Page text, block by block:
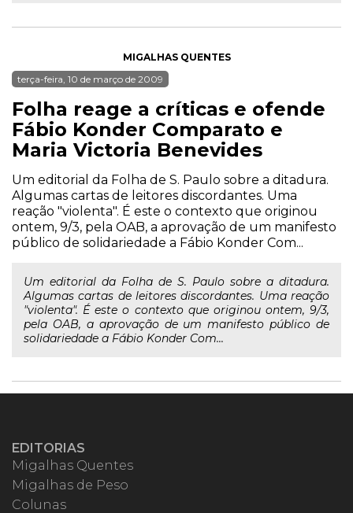
MIGALHAS QUENTES
terça-feira, 10 de março de 2009
Folha reage a críticas e ofende
Fábio Konder Comparato e
Maria Victoria Benevides
Um editorial da Folha de S. Paulo sobre a ditadura.
Algumas cartas de leitores discordantes. Uma
reação "violenta". É este o contexto que originou
ontem, 9/3, pela OAB, a aprovação de um manifesto
público de solidariedade a Fábio Konder Com...
Um editorial da Folha de S. Paulo sobre a ditadura.
Algumas cartas de leitores discordantes. Uma reação
"violenta". É este o contexto que originou ontem, 9/3,
pela OAB, a aprovação de um manifesto público de
solidariedade a Fábio Konder Com...
EDITORIAS
Migalhas Quentes
Migalhas de Peso
Colunas